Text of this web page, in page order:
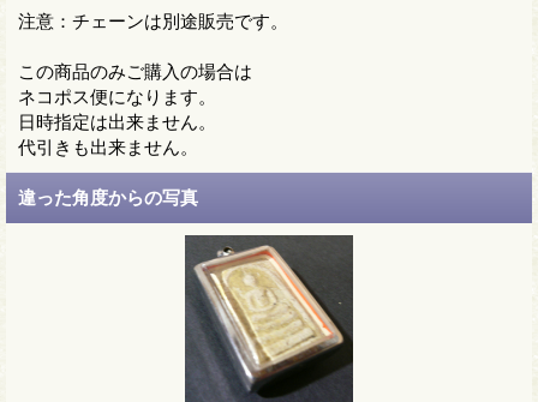
注意：チェーンは別途販売です。
この商品のみご購入の場合は
ネコポス便になります。
日時指定は出来ません。
代引きも出来ません。
違った角度からの写真